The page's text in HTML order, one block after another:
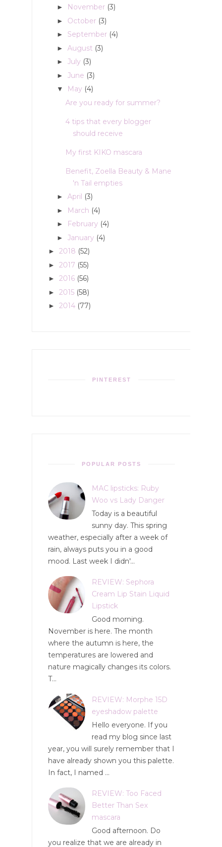
► November (3)
► October (3)
► September (4)
► August (3)
► July (3)
► June (3)
▼ May (4)
Are you ready for summer?
4 tips that every blogger
should receive
My first KIKO mascara
Benefit, Zoella Beauty & Mane
'n Tail empties
► April (3)
► March (4)
► February (4)
► January (4)
► 2018 (52)
► 2017 (55)
► 2016 (56)
► 2015 (58)
► 2014 (77)
PINTEREST
POPULAR POSTS
MAC lipsticks: Ruby
Woo vs Lady Danger
Today is a beautiful
sunny day. This spring
weather, especially after a week of
rain, always puts you in a good
mood. Last week I didn'...
REVIEW: Sephora
Cream Lip Stain Liquid
Lipstick
Good morning.
November is here. The month
where the autumn is here, the
temperatures are lowered and
nature magically changes its colors.
T...
REVIEW: Morphe 15D
eyeshadow palette
Hello everyone. If you
read my blog since last
year, you will surely remember that I
have already shown you this palette.
In fact, I named ...
REVIEW: Too Faced
Better Than Sex
mascara
Good afternoon. Do
you realize that we are already in